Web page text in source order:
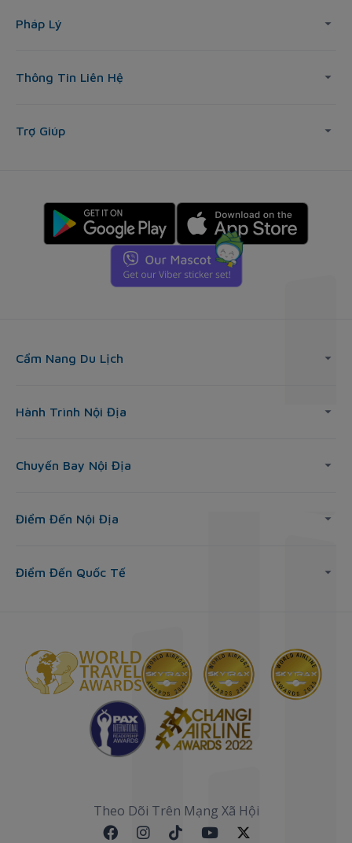
Pháp Lý
Thông Tin Liên Hệ
Trợ Giúp
Cẩm Nang Du Lịch
Hành Trình Nội Địa
Chuyến Bay Nội Địa
Điểm Đến Nội Địa
Điểm Đến Quốc Tế
Theo Dõi Trên Mạng Xã Hội